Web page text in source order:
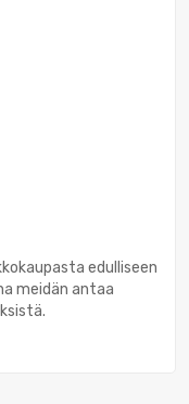
edulliseen
meidän antaa